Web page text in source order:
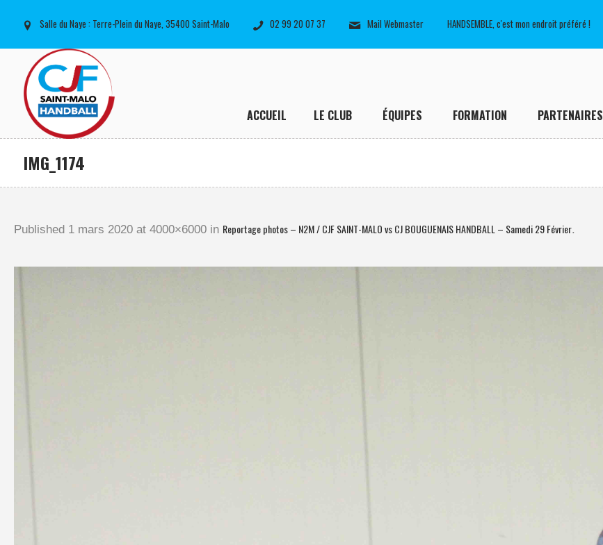
Salle du Naye : Terre-Plein du Naye, 35400 Saint-Malo 02 99 20 07 37 Mail Webmaster HANDSEMBLE, c'est mon endroit préféré !
ACCUEIL LE CLUB ÉQUIPES FORMATION PARTENAIRES
IMG_1174
Published 1 mars 2020 at 4000×6000 in Reportage photos – N2M / CJF SAINT-MALO vs CJ BOUGUENAIS HANDBALL – Samedi 29 Février.